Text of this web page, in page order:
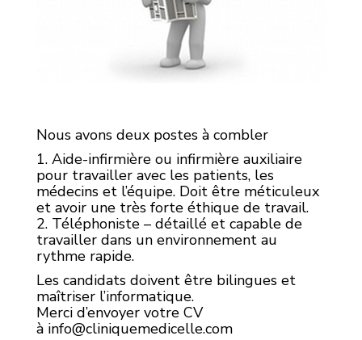
Nous avons deux postes à combler
1. Aide-infirmière ou infirmière auxiliaire
pour travailler avec les patients, les
médecins et l’équipe. Doit être méticuleux
et avoir une très forte éthique de travail.
2. Téléphoniste – détaillé et capable de
travailler dans un environnement au
rythme rapide.
Les candidats doivent être bilingues et
maîtriser l’informatique.
Merci d’envoyer votre CV
à info@cliniquemedicelle.com